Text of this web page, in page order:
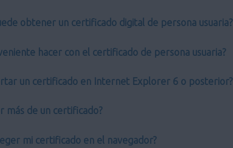
obtener un certificado digital de persona usuaria?
hacer con el certificado de persona usuaria?
un certificado en Internet Explorer 6 o posterior?
más de un certificado?
mi certificado en el navegador?